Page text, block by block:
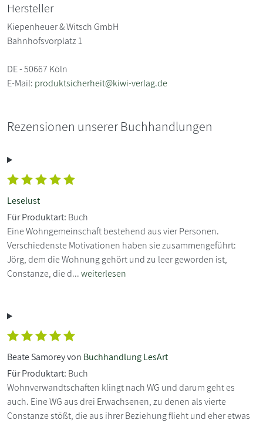
Hersteller
Kiepenheuer & Witsch GmbH
Bahnhofsvorplatz 1
DE - 50667 Köln
E-Mail: produktsicherheit@kiwi-verlag.de
Rezensionen unserer Buchhandlungen
Leselust
Für Produktart: Buch
Eine Wohngemeinschaft bestehend aus vier Personen.
Verschiedenste Motivationen haben sie zusammengeführt:
Jörg, dem die Wohnung gehört und zu leer geworden ist,
Constanze, die d...weiterlesen
Beate Samorey von Buchhandlung LesArt
Für Produktart: Buch
Wohnverwandtschaften klingt nach WG und darum geht es
auch. Eine WG aus drei Erwachsenen, zu denen als vierte
Constanze stößt, die aus ihrer Beziehung flieht und eher etwas